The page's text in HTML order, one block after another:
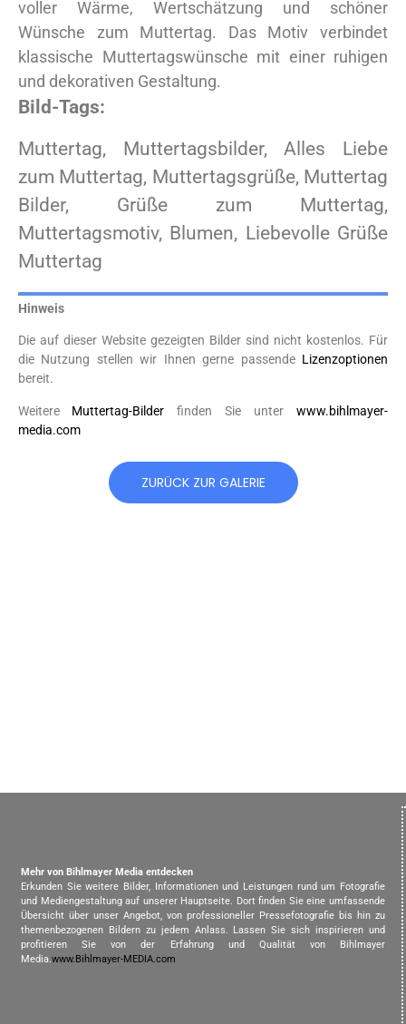
voller Wärme, Wertschätzung und schöner
Wünsche zum Muttertag. Das Motiv verbindet
klassische Muttertagswünsche mit einer ruhigen
und dekorativen Gestaltung.
Bild-Tags:
Muttertag, Muttertagsbilder, Alles Liebe
zum Muttertag, Muttertagsgrüße, Muttertag
Bilder, Grüße zum Muttertag,
Muttertagsmotiv, Blumen, Liebevolle Grüße
Muttertag
Hinweis
Die auf dieser Website gezeigten Bilder sind nicht kostenlos. Für
die Nutzung stellen wir Ihnen gerne passende Lizenzoptionen
bereit.
Weitere Muttertag-Bilder finden Sie unter www.bihlmayer-
media.com
ZURÜCK ZUR GALERIE
Mehr von Bihlmayer Media entdecken
Erkunden Sie weitere Bilder, Informationen und Leistungen rund um Fotografie
und Mediengestaltung auf unserer Hauptseite. Dort finden Sie eine umfassende
Übersicht über unser Angebot, von professioneller Pressefotografie bis hin zu
themenbezogenen Bildern zu jedem Anlass. Lassen Sie sich inspirieren und
profitieren Sie von der Erfahrung und Qualität von Bihlmayer
Media.www.Bihlmayer-MEDIA.com